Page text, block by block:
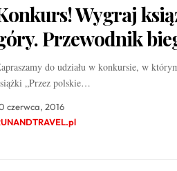
Wygraj
Przewodnik
do udziału w konkursie, w
„Przez polskie…
czerwca, 2016